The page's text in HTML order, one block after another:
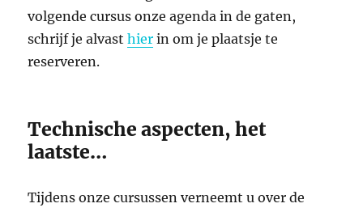
volgende cursus onze agenda in de gaten,
schrijf je alvasthier in om je plaatsje te
reserveren.
Technische aspecten, het
laatste…
Tijdens onze cursussen verneemt u over de